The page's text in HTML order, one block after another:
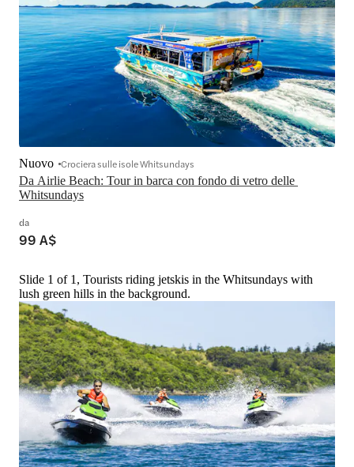
Da Airlie Beach: Tour in barca con fondo di vetro delle
Whitsundays
Nuovo Crociera sulle isole Whitsundays
da
99 A$
Slide 1 of 1, Tourists riding jetskis in the Whitsundays with
lush green hills in the background.